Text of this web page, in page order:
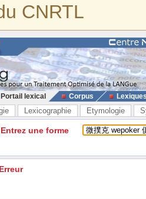
CNRTL
Portail lexical Corpus
Lexicographie Etymologie
Entrez une forme
Erreur